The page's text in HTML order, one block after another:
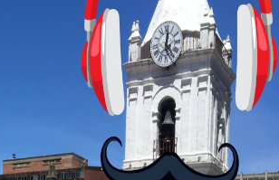
visuales. ¿Será posible que una app que
antes nos enseñó francés, ahora nos
convierta en jugadores de ajedrez? Aún
no podrás jugar contra otros humanos
La aplicación Duolingo fue lanzada en
2012 y cuenta con más de 37 millones
de usuarios activos diarios. Desde 2022,
ha empeza...